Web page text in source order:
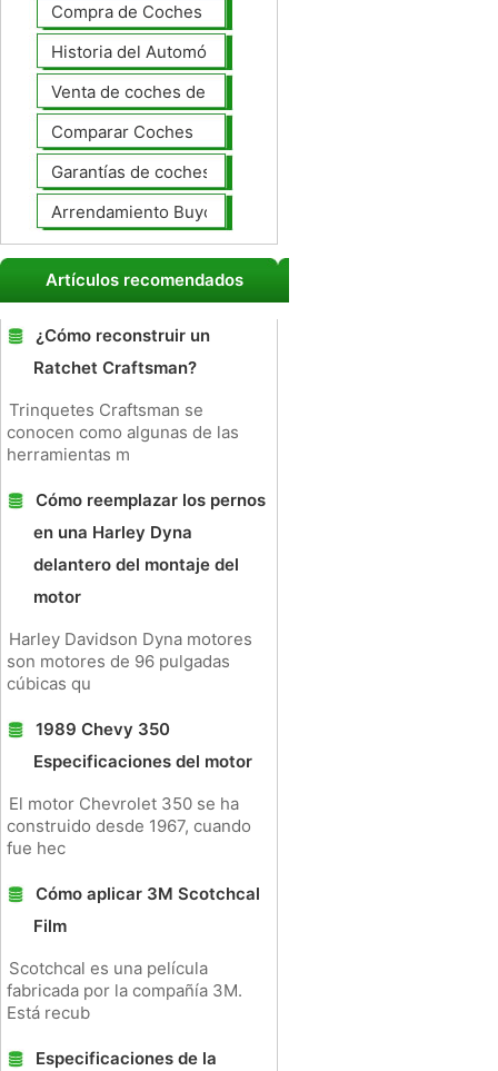
Compra de Coches Basics
Historia del Automóvil
Venta de coches de lujo
Comparar Coches
Garantías de coches ampliado
Arrendamiento Buyout
Artículos recomendados
¿Cómo reconstruir un
Ratchet Craftsman?
Trinquetes Craftsman se
conocen como algunas de las
herramientas m
Cómo reemplazar los pernos
en una Harley Dyna
delantero del montaje del
motor
Harley Davidson Dyna motores
son motores de 96 pulgadas
cúbicas qu
1989 Chevy 350
Especificaciones del motor
El motor Chevrolet 350 se ha
construido desde 1967, cuando
fue hec
Cómo aplicar 3M Scotchcal
Film
Scotchcal es una película
fabricada por la compañía 3M.
Está recub
Especificaciones de la